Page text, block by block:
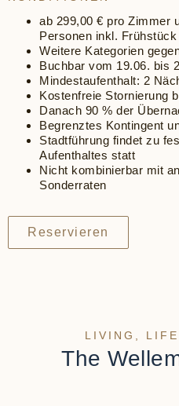
ab 299,00 € pro Zimmer
Personen inkl. Frühstück
Weitere Kategorien
Buchbar vom 19.06. bis
Mindestaufenthalt: 2
Kostenfreie Stornierung
Danach 90 % der
Begrenztes Kontingent
Stadtführung findet zu
Aufenthaltes statt
Nicht kombinierbar mit
Sonderraten
Reservieren
LIVING,
The